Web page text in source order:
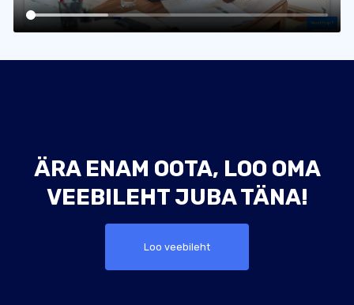
ÄRA ENAM OOTA, LOO OMA
VEEBILEHT JUBA TÄNA!
Loo veebileht